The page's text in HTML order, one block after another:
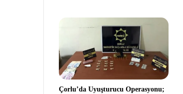
Çorlu’da Uyuşturucu Operasyonu;